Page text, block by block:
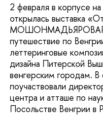
2 февраля в корпусе
открылась выставка
путешествие по
леттеринговые
дизайна Питерской
венгерским городам. В
поучаствовали
центра и атташе по
Посольстве Венгрии в